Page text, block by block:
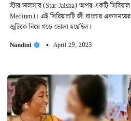
স্টার জলসার (Star Jalsha) অপর একটি সিরিয়াল
Medium)। এই সিরিয়ালটি জী বাংলার একসময়ের
জুটিকে নিয়ে গড়ে তোলা হয়েছিল।
Nandini April 29, 2023